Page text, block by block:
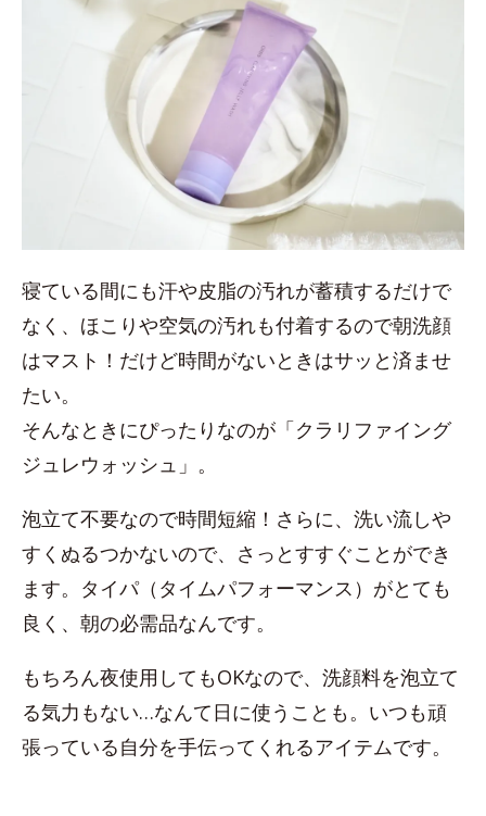
寝ている間にも汗や皮脂の汚れが蓄積するだけで
なく、ほこりや空気の汚れも付着するので朝洗顔
はマスト！だけど時間がないときはサッと済ませ
たい。
そんなときにぴったりなのが「クラリファイング
ジュレウォッシュ」。
泡立て不要なので時間短縮！さらに、洗い流しや
すくぬるつかないので、さっとすすぐことができ
ます。タイパ（タイムパフォーマンス）がとても
良く、朝の必需品なんです。
もちろん夜使用してもOKなので、洗顔料を泡立て
る気力もない…なんて日に使うことも。いつも頑
張っている自分を手伝ってくれるアイテムです。